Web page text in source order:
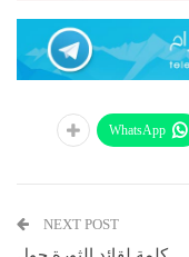
WhatsApp
NEXT POST